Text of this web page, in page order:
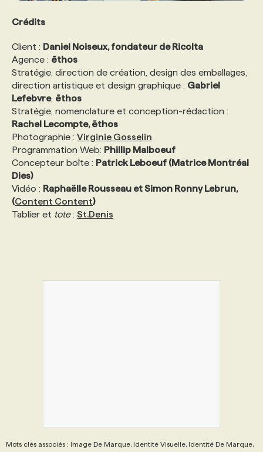
Crédits
Client : Daniel Noiseux, fondateur de Ricolta
Agence : ēthos
Stratégie, direction de création, design des emballages,
direction artistique et design graphique : Gabriel
Lefebvre, ēthos
Stratégie, nomenclature et conception-rédaction :
Rachel Lecompte,ēthos
Photographie : Virginie Gosselin
Programmation Web: Phillip Malboeuf
Concepteur boîte : Patrick Leboeuf (Matrice Montréal
Dies)
Vidéo : Raphaëlle Rousseau et Simon Ronny Lebrun,
(Content Content)
Tablier et tote: St.Denis
Mots clés associés : Image De Marque, Identité Visuelle, Identité De Marque,